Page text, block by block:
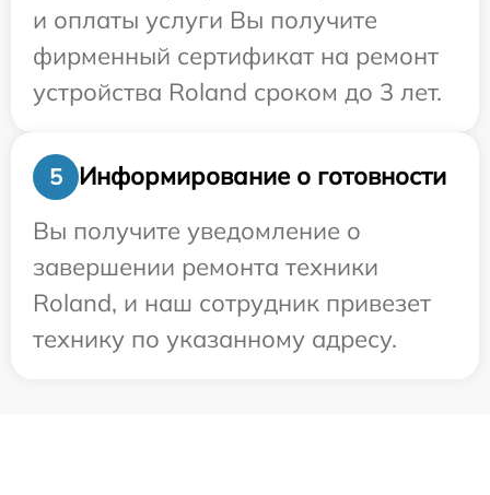
и оплаты услуги Вы получите
фирменный сертификат на ремонт
устройства Roland сроком до 3 лет.
5
Информирование о готовности
Вы получите уведомление о
завершении ремонта техники
Roland, и наш сотрудник привезет
технику по указанному адресу.